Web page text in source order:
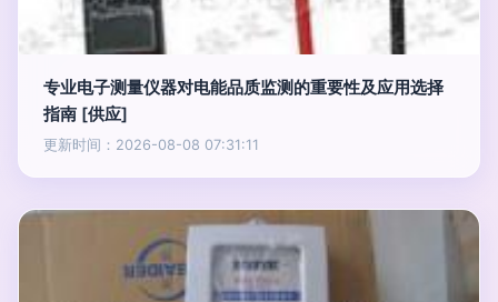
专业电子测量仪器对电能品质监测的重要性及应用选择
指南 [供应]
更新时间：2026-08-08 07:31:11